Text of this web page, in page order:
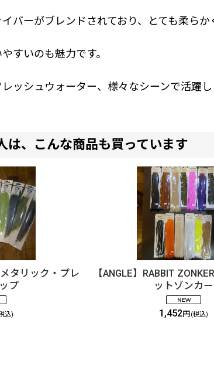
バーがブレンドされており、とても柔らか
すいのも魅力です。
ッシュウォーター、様々なシーンで活躍し
は、こんな商品も買っています
メタリック・プレ
プ
込)
【ANGLE】RABBIT
ットゾンカー
1,452円 (税込)